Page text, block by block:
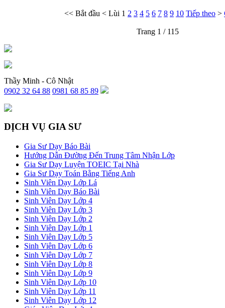
<< Bắt đầu < Lùi 1 2 3 4 5 6 7 8 9 10 Tiếp theo >
Trang 1 / 115
Thầy Minh - Cô Nhật
0902 32 64 88 0981 68 85 89
DỊCH VỤ GIA SƯ
Gia Sư Dạy Báo Bài
Hướng Dẫn Đường Đến Trung Tâm Nhận Lớp
Gia Sư Dạy Luyện TOEIC Tại Nhà
Gia Sư Dạy Toán Bằng Tiếng Anh
Sinh Viên Dạy Lớp Lá
Sinh Viên Dạy Báo Bài
Sinh Viên Dạy Lớp 4
Sinh Viên Dạy Lớp 3
Sinh Viên Dạy Lớp 2
Sinh Viên Dạy Lớp 1
Sinh Viên Dạy Lớp 5
Sinh Viên Dạy Lớp 6
Sinh Viên Dạy Lớp 7
Sinh Viên Dạy Lớp 8
Sinh Viên Dạy Lớp 9
Sinh Viên Dạy Lớp 10
Sinh Viên Dạy Lớp 11
Sinh Viên Dạy Lớp 12